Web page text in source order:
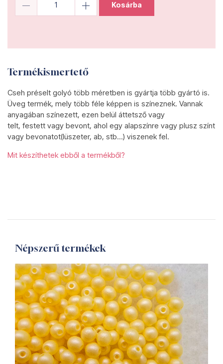
Kosárba
Termékismertető
Cseh préselt golyó több méretben is gyártja több gyártó is.
Üveg termék, mely több féle képpen is színeznek. Vannak
anyagában színezett, ezen belül áttetsző vagy
telt, festett vagy bevont, ahol egy alapszínre vagy plusz színt
vagy bevonatot(lüszeter, ab, stb...) viszenek fel.
Mit készíthetek ebből a termékből?
Népszerű termékek